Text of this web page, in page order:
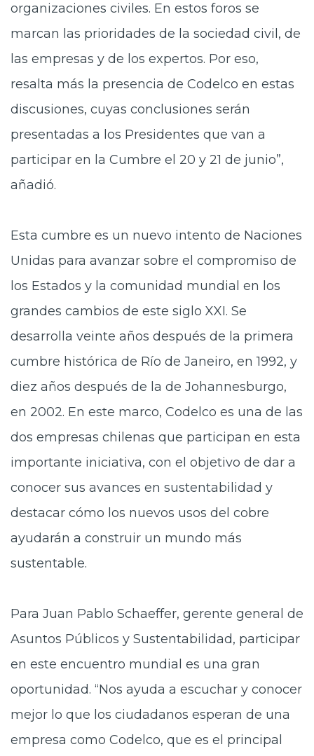
organizaciones civiles. En estos foros se
marcan las prioridades de la sociedad civil, de
las empresas y de los expertos. Por eso,
resalta más la presencia de Codelco en estas
discusiones, cuyas conclusiones serán
presentadas a los Presidentes que van a
participar en la Cumbre el 20 y 21 de junio”,
añadió.
Esta cumbre es un nuevo intento de Naciones
Unidas para avanzar sobre el compromiso de
los Estados y la comunidad mundial en los
grandes cambios de este siglo XXI. Se
desarrolla veinte años después de la primera
cumbre histórica de Río de Janeiro, en 1992, y
diez años después de la de Johannesburgo,
en 2002. En este marco, Codelco es una de las
dos empresas chilenas que participan en esta
importante iniciativa, con el objetivo de dar a
conocer sus avances en sustentabilidad y
destacar cómo los nuevos usos del cobre
ayudarán a construir un mundo más
sustentable.
Para Juan Pablo Schaeffer, gerente general de
Asuntos Públicos y Sustentabilidad, participar
en este encuentro mundial es una gran
oportunidad. “Nos ayuda a escuchar y conocer
mejor lo que los ciudadanos esperan de una
empresa como Codelco, que es el principal